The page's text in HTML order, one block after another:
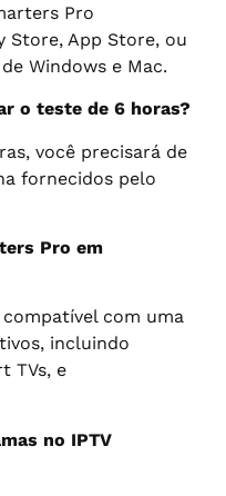
Pro
Store, App Store, ou
Windows e Mac.
o teste de 6 horas?
você precisará de
fornecidos pelo
Pro em
compatível com uma
incluindo
TVs, e
no IPTV